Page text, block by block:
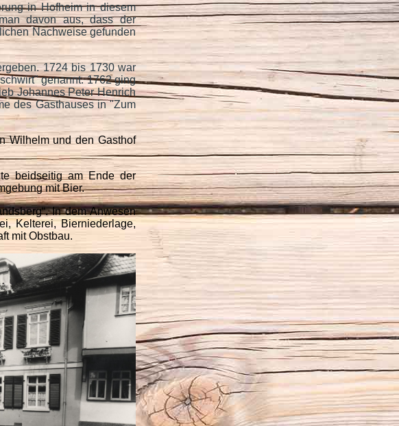
in Hofheim in diesem
davon aus, dass der
Nachweise gefunden
1724 bis 1730 war
genannt. 1762 ging
Johannes Peter Henrich
des Gasthauses in "Zum
Wilhelm und den Gasthof
beidseitig am Ende der
mit Bier.
.In dem Anwesen
Kelterei, Bierniederlage,
mit Obstbau.